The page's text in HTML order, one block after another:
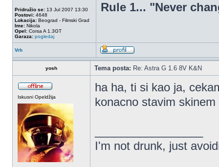
Pridružio se: 13 Jul 2007 13:30
Postovi: 4648
Lokacija: Beograd - Filmski Grad
Ime: Nikola
Opel: Corsa A 1.3GT
Garaza: pogledaj
Rule 1... "Never
Vrh
yosh Tema posta: Re: Astra G 1.6 8V K&N
Iskusni Opeldžija
ha ha, ti si kao ja,
konacno stavim
I'm not drunk, just